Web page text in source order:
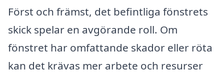
Först och främst, det befintliga fönstrets
skick spelar en avgörande roll. Om
fönstret har omfattande skador eller röta
kan det krävas mer arbete och resurser